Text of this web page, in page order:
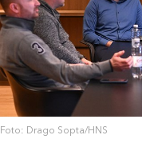
Foto: Drago Sopta/HNS